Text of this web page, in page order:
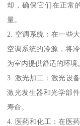
却，确保它们在正常
量。
2. 空调系统：在一些
空调系统的冷源，将
为室内提供舒适的环境
3. 激光加工：激光设
激光发生器和光学部
寿命。
4. 医药和化工：在医